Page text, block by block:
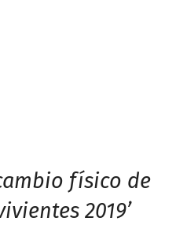
físico de
2019’